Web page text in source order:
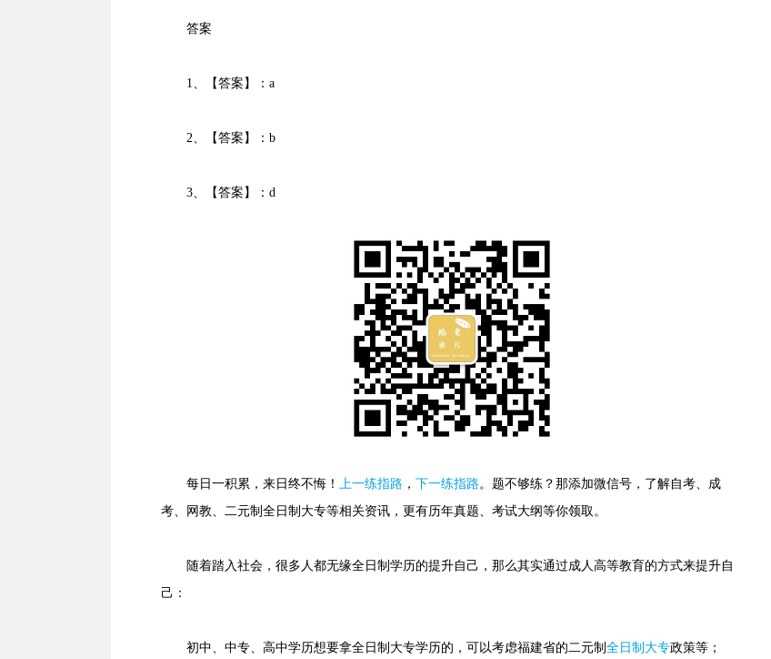
答案
1、【答案】：a
2、【答案】：b
3、【答案】：d
每日一积累，来日终不悔！ 上一练指路 ， 下一练指路。 题不够练？那添加微信号，了解自考、成
考、网教、二元制全日制大专等相关资讯，更有历年真题、考试大纲等你领取。
随着踏入社会，很多人都无缘全日制学历的提升自己，那么其实通过成人高等教育的方式来提升自
己：
初中、中专、高中学历想要拿全日制大专学历的，可以考虑福建省的二元制 全日制大专政策等；